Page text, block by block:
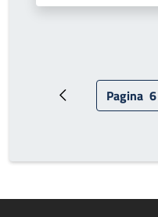
Pagina precedente
Pagina 6